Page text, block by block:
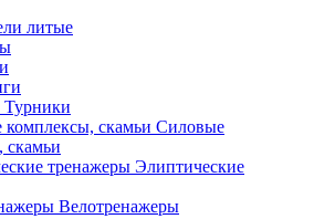
литые
Турники
Силовые
скамьи
Элиптические
Велотренажеры